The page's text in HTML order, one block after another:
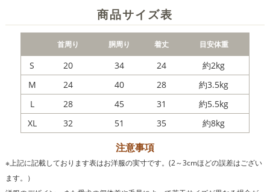
商品サイズ表
首周り 胴周り 着丈 目安体重
S 20 34 24
約2kg
M
24 40 28
約3.5kg
L
28 45 31
約5.5kg
XL
32 51 35 約8kg
注意事項
※上記に記載しております表はお洋服の実寸です。(2～3cmほどの誤差はござい
ます。）